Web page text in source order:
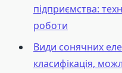
підприємства:
роботи
Види сонячних
класифікація,